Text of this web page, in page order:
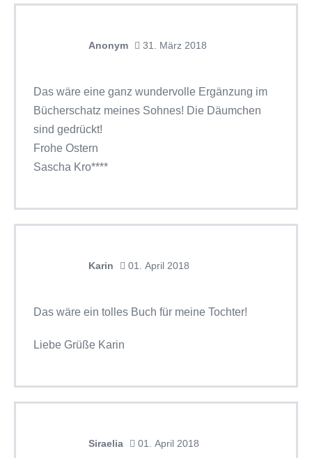
Anonym 31. März 2018
Das wäre eine ganz wundervolle Ergänzung im
Bücherschatz meines Sohnes! Die Däumchen
sind gedrückt!
Frohe Ostern
Sascha Kro****
Karin 01. April 2018
Das wäre ein tolles Buch für meine Tochter!
Liebe Grüße Karin
Siraelia 01. April 2018